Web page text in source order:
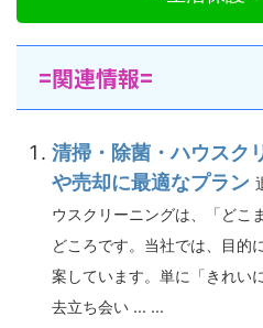
=関連情報=
清掃・除菌・ハウスク
や売却に最適なプラン
ウスクリーニングは、「どこ
どころです。当社では、目的
案しています。単に「きれい
去立ち会い ... ...